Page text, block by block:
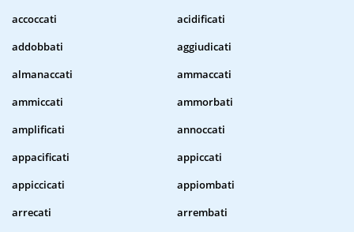
accoccati
acidificati
addobbati
aggiudicati
almanaccati
ammaccati
ammiccati
ammorbati
amplificati
annoccati
appacificati
appiccati
appiccicati
appiombati
arrecati
arrembati